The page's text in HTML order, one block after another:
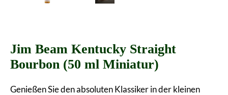
Jim Beam Kentucky Straight
Bourbon (50 ml Miniatur)
Genießen Sie den absoluten Klassiker in der kleinen